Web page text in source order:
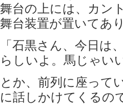
舞台の上には、カン
舞台装置が置いてあ
「石黒さん、今日は
らしいよ。馬じゃい
とか、前列に座って
に話しかけてくるの